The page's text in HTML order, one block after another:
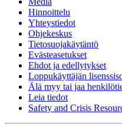
Hinnoittelu
Yhteystiedot
Ohjekeskus
Tietosuojakäytäntö
Evästeasetukset
Ehdot ja edellytykset
Loppukäyttäjän
Älä myy tai jaa
Leia tiedot
Safety and Crisis